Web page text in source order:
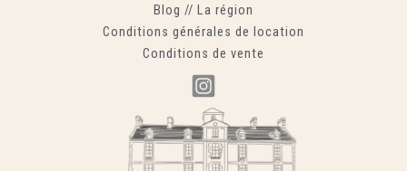
Blog // La région
Conditions générales de location
Conditions de vente